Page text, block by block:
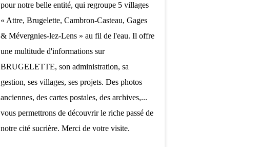
pour notre belle entité, qui regroupe 5 villages
« Attre, Brugelette, Cambron-Casteau, Gages
& Mévergnies-lez-Lens » au fil de l'eau. Il offre
une multitude d'informations sur
BRUGELETTE, son administration, sa
gestion, ses villages, ses projets. Des photos
anciennes, des cartes postales, des archives,...
vous permettrons de découvrir le riche passé de
notre cité sucrière. Merci de votre visite.